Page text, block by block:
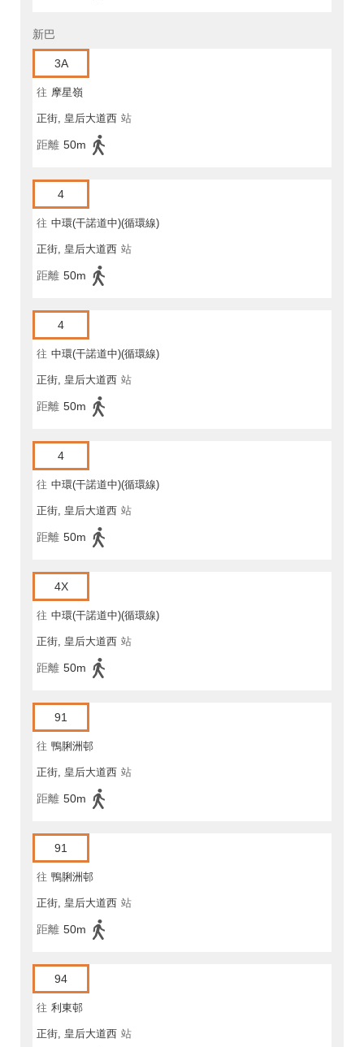
新巴
3A
往 摩星嶺
正街, 皇后大道西 站
距離 50m
4
往 中環(干諾道中)(循環線)
正街, 皇后大道西 站
距離 50m
4
往 中環(干諾道中)(循環線)
正街, 皇后大道西 站
距離 50m
4
往 中環(干諾道中)(循環線)
正街, 皇后大道西 站
距離 50m
4X
往 中環(干諾道中)(循環線)
正街, 皇后大道西 站
距離 50m
91
往 鴨脷洲邨
正街, 皇后大道西 站
距離 50m
91
往 鴨脷洲邨
正街, 皇后大道西 站
距離 50m
94
往 利東邨
正街, 皇后大道西 站